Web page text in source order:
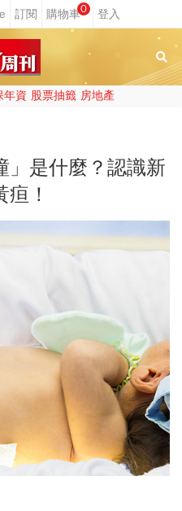
0
年資 股票抽籤 房地產
」是什麼？認識新
！